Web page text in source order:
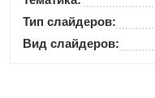
Тип слайдеров:
Вид слайдеров: